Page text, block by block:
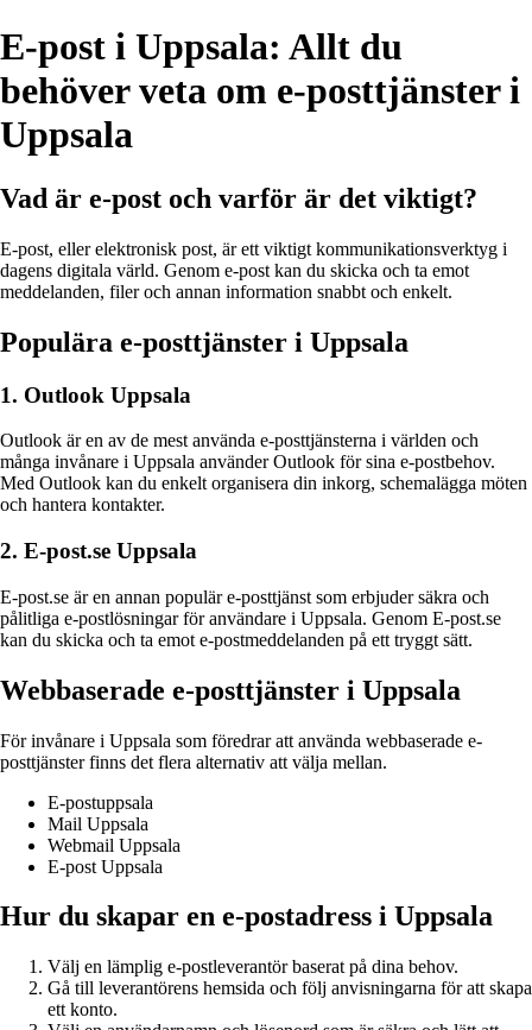
E-post i Uppsala: Allt du
behöver veta om e-posttjänster i
Uppsala
Vad är e-post och varför är det viktigt?
E-post, eller elektronisk post, är ett viktigt kommunikationsverktyg i
dagens digitala värld. Genom e-post kan du skicka och ta emot
meddelanden, filer och annan information snabbt och enkelt.
Populära e-posttjänster i Uppsala
1. Outlook Uppsala
Outlook är en av de mest använda e-posttjänsterna i världen och
många invånare i Uppsala använder Outlook för sina e-postbehov.
Med Outlook kan du enkelt organisera din inkorg, schemalägga möten
och hantera kontakter.
2. E-post.se Uppsala
E-post.se är en annan populär e-posttjänst som erbjuder säkra och
pålitliga e-postlösningar för användare i Uppsala. Genom E-post.se
kan du skicka och ta emot e-postmeddelanden på ett tryggt sätt.
Webbaserade e-posttjänster i Uppsala
För invånare i Uppsala som föredrar att använda webbaserade e-
posttjänster finns det flera alternativ att välja mellan.
E-postuppsala
Mail Uppsala
Webmail Uppsala
E-post Uppsala
Hur du skapar en e-postadress i Uppsala
Välj en lämplig e-postleverantör baserat på dina behov.
Gå till leverantörens hemsida och följ anvisningarna för att skapa
ett konto.